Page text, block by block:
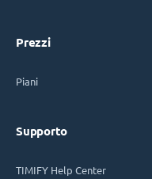
Prezzi
Piani
Supporto
TIMIFY Help Center